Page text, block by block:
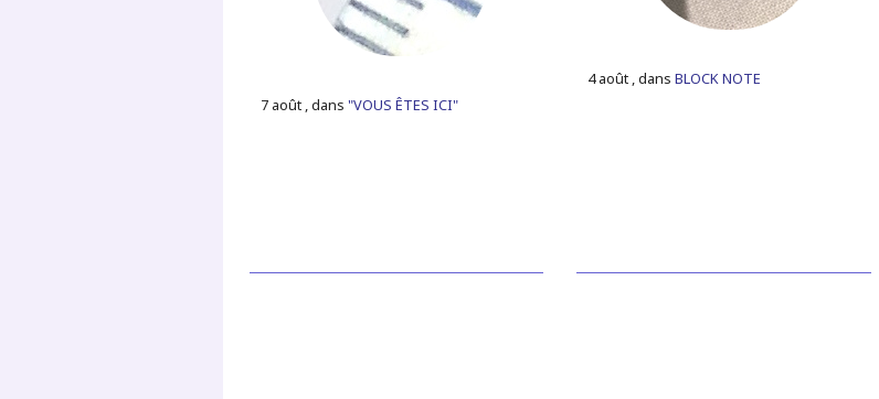
7 août , dans "VOUS ÊTES ICI"
4 août , dansBLOCK NOTE